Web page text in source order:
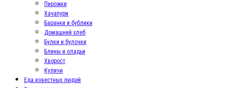
Пирожки
Хачапури
Баранки и бублики
Домашний хлеб
Булки и булочки
Блины и оладьи
Хворост
Куличи
Еда известных людей